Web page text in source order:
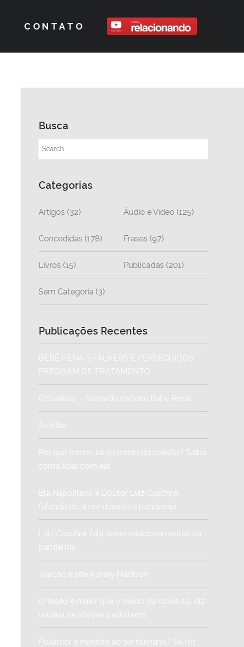
CONTATO
Busca
Categorias
Artigos (32) Áudio e Vídeo (125)
Concedidas (178) Frases (97)
Livros (15) Publicadas (201)
Sem Categoria (3)
Publicações Recentes
BEBÊ RENA: STALKERS E PERSEGUIDOS
PRECISAM DE TRATAMENTO
O Stalkear – baseado na série Baby Rena
Solidão
Por que temos tanto medo da solidão? Saiba
como lidar com ela
Bia Napolitano e Doutor Luiz Cuschnir:
falando de amor durante a pandemia
Luiz Cuschnir fala sobre relacionamentos na
pandemia
Traição e site Ashley Madison
O tesão é maior que o medo da covid-19, diz
usuária de site para adúlteros
Poliamor é inerente ao ser humano? Se for,